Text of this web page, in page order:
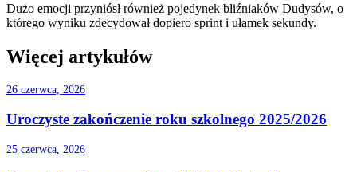
Dużo emocji przyniósł również pojedynek bliźniaków Dudysów, o
którego wyniku zdecydował dopiero sprint i ułamek sekundy.
Więcej artykułów
26 czerwca, 2026
Uroczyste zakończenie roku szkolnego 2025/2026
25 czerwca, 2026